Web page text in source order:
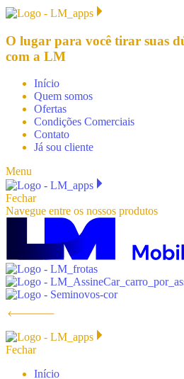
O lugar para você tirar suas
com a LM
Início
Quem somos
Ofertas
Condições Comerciais
Contato
Já sou cliente
Menu
Fechar
Navegue entre os nossos produtos
Fechar
Início